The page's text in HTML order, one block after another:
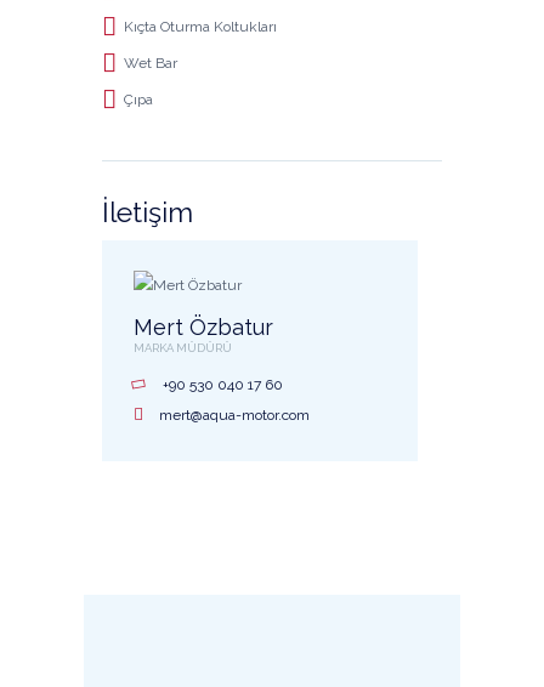
Kıçta Oturma Koltukları
Wet Bar
Çıpa
İletişim
Mert Özbatur
MARKA MÜDÜRÜ
+90 530 040 17 60
mert@aqua-motor.com